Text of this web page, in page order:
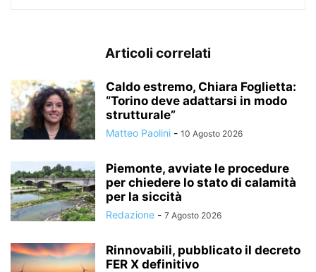
Articoli correlati
Caldo estremo, Chiara Foglietta:
“Torino deve adattarsi in modo
strutturale”
Matteo Paolini - 10 Agosto 2026
Piemonte, avviate le procedure
per chiedere lo stato di calamità
per la siccità
Redazione - 7 Agosto 2026
Rinnovabili, pubblicato il decreto
FER X definitivo